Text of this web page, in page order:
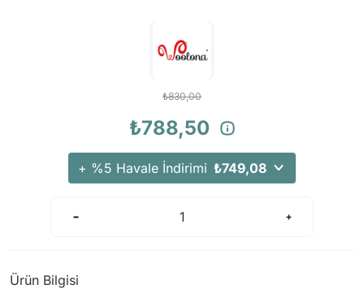
₺830,00
₺788,50
+ %5 Havale İndirimi ₺749,08
Ürün Bilgisi